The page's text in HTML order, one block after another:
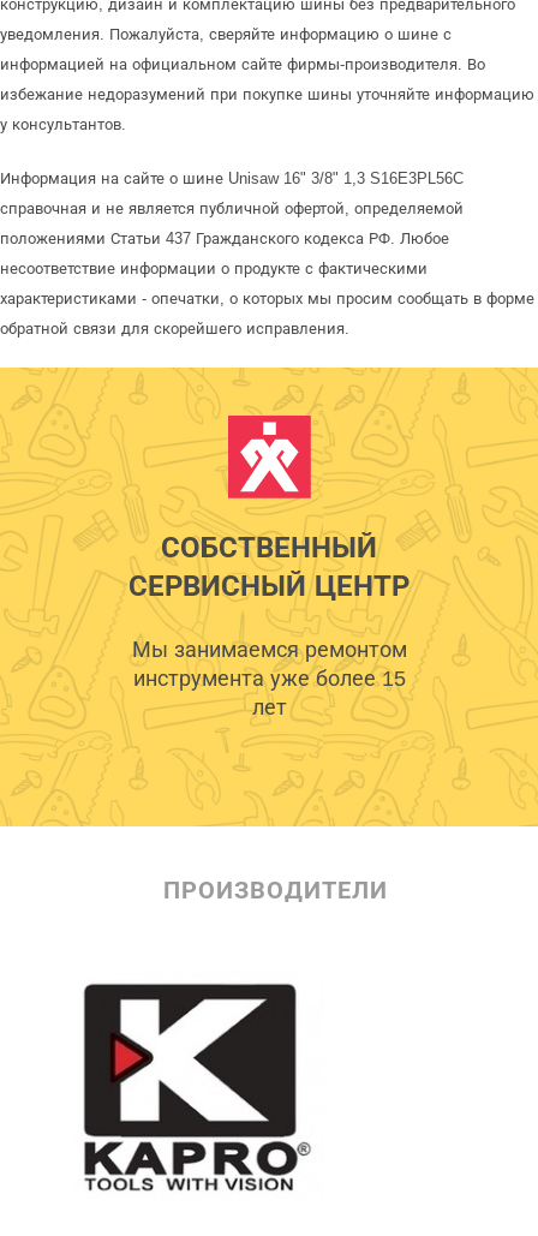
конструкцию, дизайн и комплектацию шины без предварительного
уведомления. Пожалуйста, сверяйте информацию о шине с
информацией на официальном сайте фирмы-производителя. Во
избежание недоразумений при покупке шины уточняйте информацию
у консультантов.
Информация на сайте о шине Unisaw 16" 3/8" 1,3 S16E3PL56C
справочная и не является публичной офертой, определяемой
положениями Статьи 437 Гражданского кодекса РФ. Любое
несоответствие информации о продукте с фактическими
характеристиками - опечатки, о которых мы просим сообщать в форме
обратной связи для скорейшего исправления.
СОБСТВЕННЫЙ
СЕРВИСНЫЙ ЦЕНТР
Мы занимаемся ремонтом
инструмента уже более 15
лет
ПРОИЗВОДИТЕЛИ